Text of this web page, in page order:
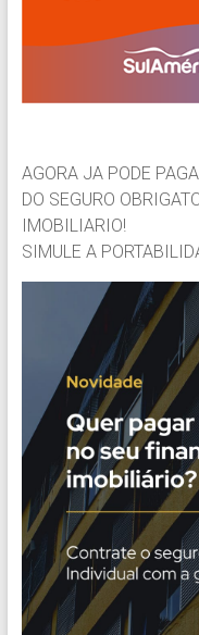
AGORA JA PODE
DO SEGURO
IMOBILIARIO!
SIMULE A